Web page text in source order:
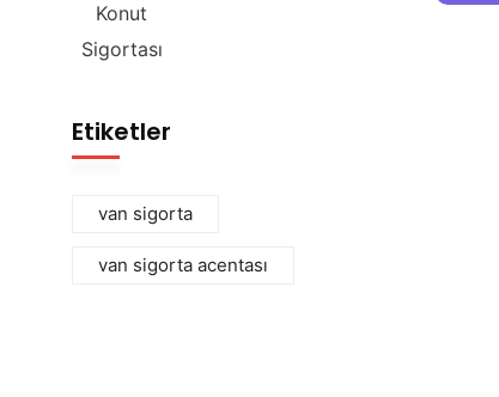
Konut
Sigortası
Etiketler
van sigorta
van sigorta acentası